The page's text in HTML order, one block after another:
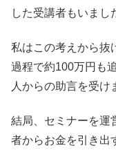
した受講者もいまし
私はこの考えから抜
過程で約100万円も
人からの助言を受け
結局、セミナーを運
者からお金を引き出